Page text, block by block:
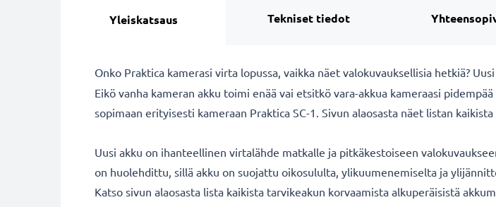
Yleiskatsaus Tekniset tiedot
Onko Praktica kamerasi virta lopussa, vaikka näet valokuvauksellisia hetkiä? Uusi
Eikö vanha kameran akku toimi enää vai etsitkö vara-akkua kameraasi
sopimaan erityisesti kameraan Praktica SC-1. Sivun alaosasta näet listan
Uusi akku on ihanteellinen virtalähde matkalle ja pitkäkestoiseen
on huolehdittu, sillä akku on suojattu oikosululta, ylikuumenemiselta ja
Katso sivun alaosasta lista kaikista tarvikeakun korvaamista alkuperäisistä